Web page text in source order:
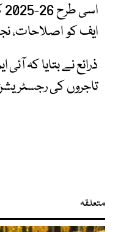
ایف کو اصلاحات،
ذرائع نے بتایا کہ
تاجروں کی
متعلقہ